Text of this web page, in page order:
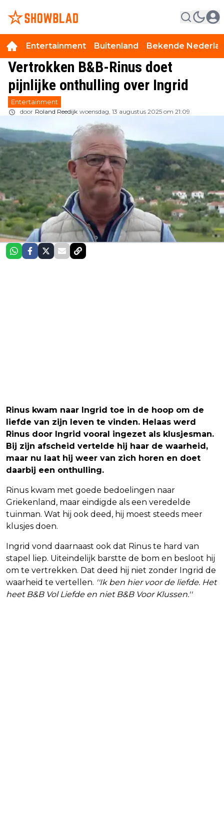
Entertainment Buitenland Bekende
Vertrokken B&B-Rinus doet
pijnlijke onthulling over Ingrid
Entertainment
door Roland Reedijk woensdag, 13 augustus 2025 om 21:09
Rinus kwam naar Ingrid toe in de hoop om de
liefde van zijn leven te vinden. Helaas werd
Rinus door Ingrid vooral ingezet als klusjesman.
Bij zijn afscheid vertelde hij haar de waarheid,
maar nu laat hij weer van zich horen en doet
daarbij een onthulling.
Rinus kwam met goede bedoelingen naar
Griekenland, maar eindigde als een veredelde
tuinman. Wat hij ook deed, hij moest steeds meer
klusjes doen.
Ingrid vond daarnaast ook dat Rinus te hard van
stapel liep. Uiteindelijk barstte de bom en besloot hij
om te vertrekken. Dat deed hij niet zonder Ingrid de
waarheid te vertellen. ''Ik ben hier voor de liefde. Het
heet B&B Vol Liefde en niet B&B Voor Klussen.''